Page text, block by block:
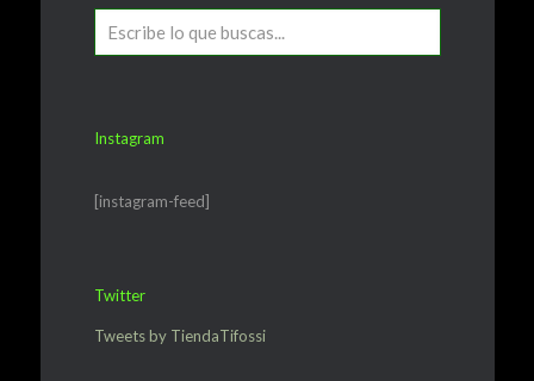
Instagram
[instagram-feed]
Twitter
Tweets by TiendaTifossi